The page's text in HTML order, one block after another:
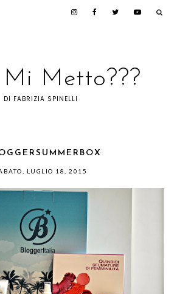
Mi Metto???
DI FABRIZIA SPINELLI
LUGLIO 18, 2015